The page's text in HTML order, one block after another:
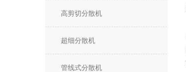
高剪切分散机
超细分散机
管线式分散机